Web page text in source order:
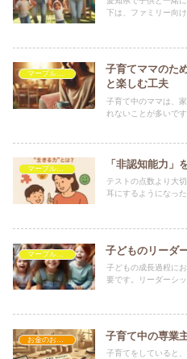
下は、ファミリー向
子育てママのた
と楽しむ工夫
子育て中のママは、
れないことが多いで
「非認知能力」
テストの点数より大
耳にするようになっ
子どものリーダ
子どもの成長過程に
要です。リーダーシ
子育て中の専業
子育てをしていると